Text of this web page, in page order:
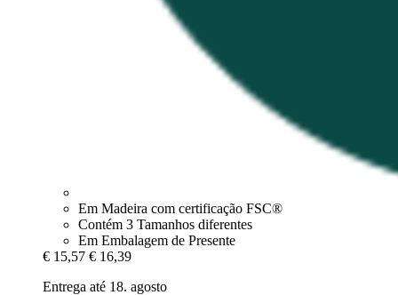
Em Madeira com certificação FSC®
Contém 3 Tamanhos diferentes
Em Embalagem de Presente
€ 15,57 € 16,39
Entrega até 18. agosto